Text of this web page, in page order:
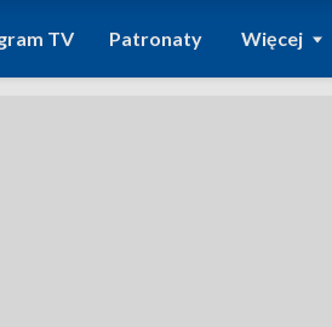
TV Patronaty Więcej